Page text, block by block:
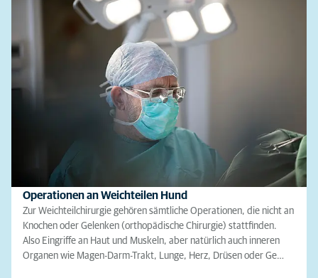
Operationen an Weichteilen Hund
Zur Weichteilchirurgie gehören sämtliche Operationen, die nicht an
Knochen oder Gelenken (orthopädische Chirurgie) stattfinden.
Also Eingriffe an Haut und Muskeln, aber natürlich auch inneren
Organen wie Magen-Darm-Trakt, Lunge, Herz, Drüsen oder Ge…